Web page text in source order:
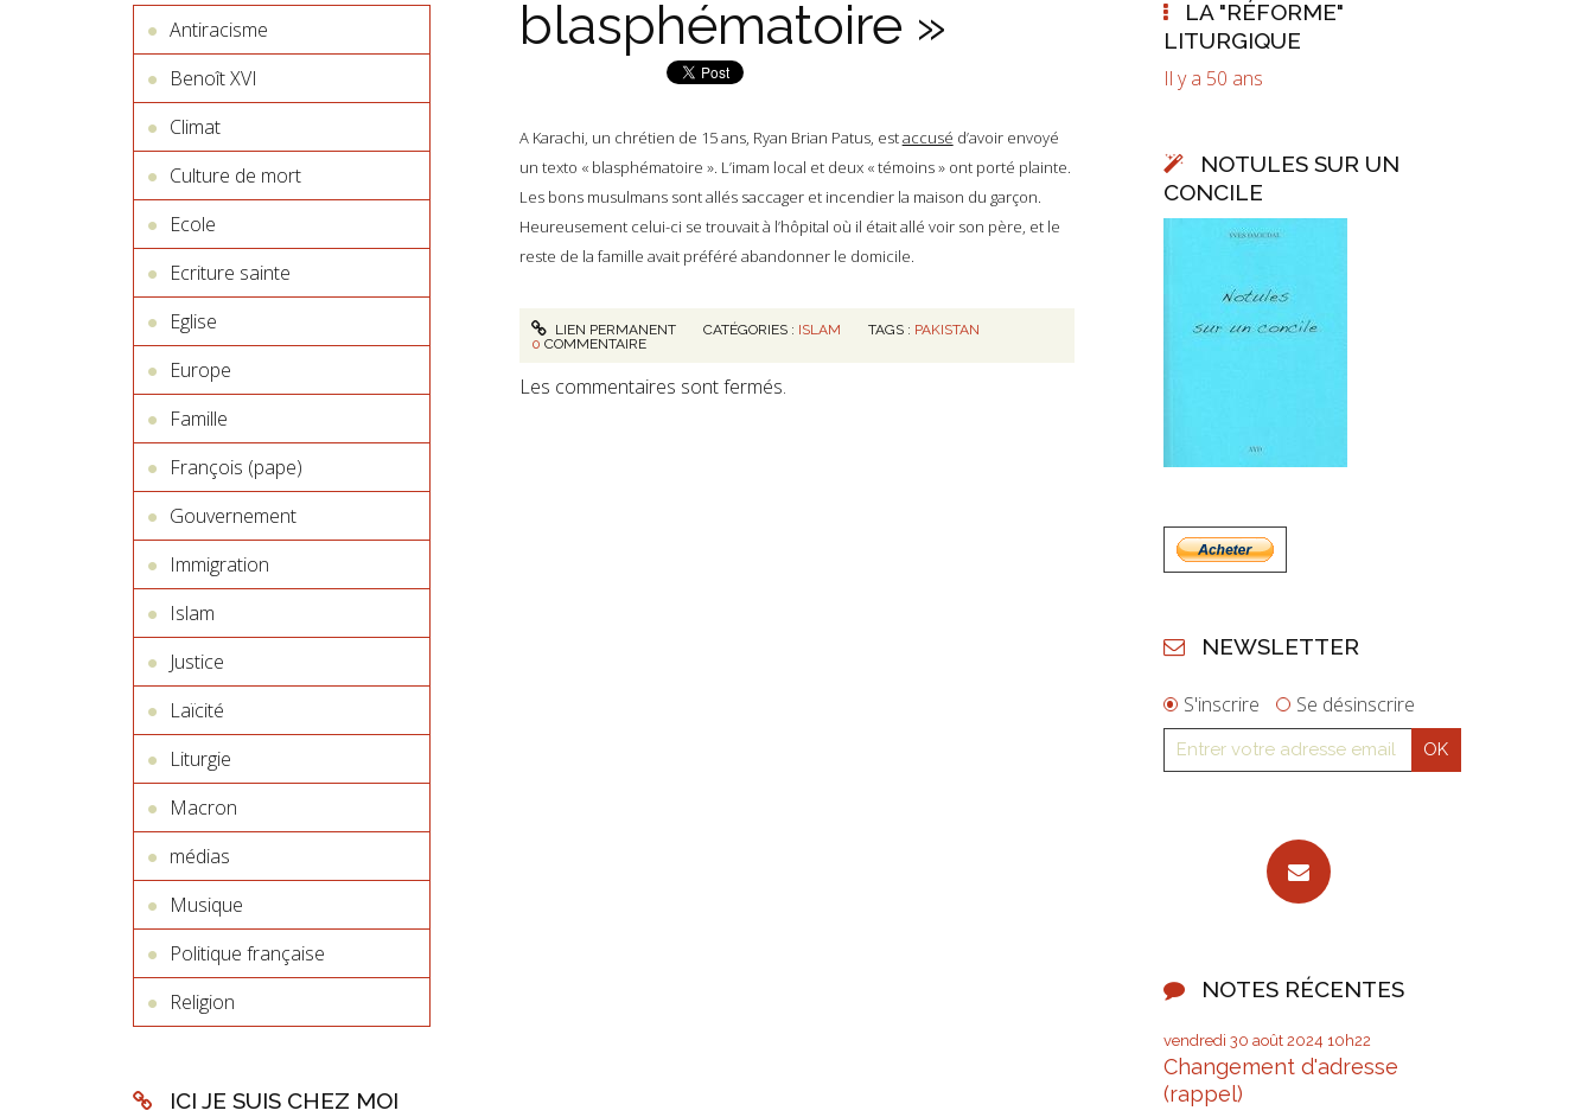
Antiracisme
Benoît XVI
Climat
Culture de mort
Ecole
Ecriture sainte
Eglise
Europe
Famille
François (pape)
Gouvernement
Immigration
Islam
Justice
Laïcité
Liturgie
Macron
médias
Musique
Politique française
Religion
ICI JE SUIS CHEZ MOI
blasphématoire »
A Karachi, un chrétien de 15 ans, Ryan Brian Patus, estaccusé d’avoir envoyé
un texto « blasphématoire ». L’imam local et deux « témoins » ont porté plainte.
Les bons musulmans sont allés saccager et incendier la maison du garçon.
Heureusement celui-ci se trouvait à l’hôpital où il était allé voir son père, et le
reste de la famille avait préféré abandonner le domicile.
LIEN PERMANENT CATÉGORIES : ISLAM TAGS : PAKISTAN
0 COMMENTAIRE
Les commentaires sont fermés.
LA "RÉFORME"
LITURGIQUE
Il y a 50 ans
NOTULES SUR UN
CONCILE
NEWSLETTER
S'inscrire Se désinscrire
NOTES RÉCENTES
vendredi 30 août 2024 10h22
Changement d'adresse
(rappel)